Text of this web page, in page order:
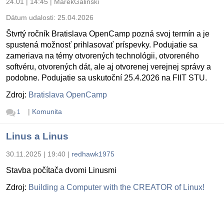
24.01 | 14:45
MarekGalinski
Dátum udalosti: 25.04.2026
Štvrtý ročník Bratislava OpenCamp pozná svoj termín a je
spustená možnosť prihlasovať príspevky. Podujatie sa
zameriava na témy otvorených technológii, otvoreného
softvéru, otvorených dát, ale aj otvorenej verejnej správy a
podobne. Podujatie sa uskutoční 25.4.2026 na FIIT STU.
Zdroj: Bratislava OpenCamp
1 | Komunita
Linus a Linus
30.11.2025 | 19:40 | redhawk1975
Stavba počítača dvomi Linusmi
Zdroj: Building a Computer with the CREATOR of Linux!